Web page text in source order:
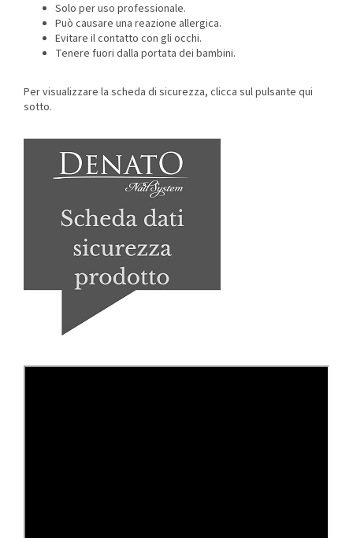
Solo per uso professionale.
Può causare una reazione allergica.
Evitare il contatto con gli occhi.
Tenere fuori dalla portata dei bambini.
Per visualizzare la scheda di sicurezza, clicca sul pulsante qui
sotto.